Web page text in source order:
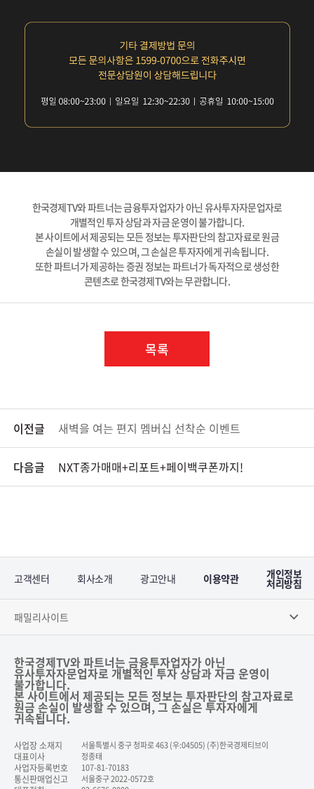
한국경제TV와 파트너는 금융투자업자가 아닌 유사투자자문업자로
개별적인 투자 상담과 자금 운영이 불가합니다.
본 사이트에서 제공되는 모든 정보는 투자판단의 참고자료로 원금
손실이 발생할 수 있으며, 그 손실은 투자자에게 귀속됩니다.
또한 파트너가 제공하는 증권 정보는 파트너가 독자적으로 생성한
콘텐츠로 한국경제TV와는 무관합니다.
목록
이전글 새벽을 여는 편지 멤버십 선착순 이벤트
다음글 NXT종가매매+리포트+페이백쿠폰까지!
고객센터 회사소개 광고안내 이용약관 개인정보
처리방침
패밀리사이트
한국경제TV와 파트너는 금융투자업자가 아닌
유사투자자문업자로 개별적인 투자 상담과 자금 운영이
불가합니다.
본 사이트에서 제공되는 모든 정보는 투자판단의 참고자료로
원금 손실이 발생할 수 있으며, 그 손실은 투자자에게
귀속됩니다.
사업장 소재지 서울특별시 중구 청파로 463 (우:04505) (주)한국경제티브이
대표이사 정종태
사업자등록번호 107-81-70183
통신판매업신고 서울중구 2022-0572호